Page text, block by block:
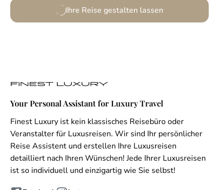
Ihre Reise gestalten lassen
Your Personal Assistant for Luxury Travel
Finest Luxury ist kein klassisches Reisebüro oder
Veranstalter für Luxusreisen. Wir sind Ihr persönlicher
Reise Assistent und erstellen Ihre Luxusreisen
detailliert nach Ihren Wünschen! Jede Ihrer Luxusreisen
ist so individuell und einzigartig wie Sie selbst!